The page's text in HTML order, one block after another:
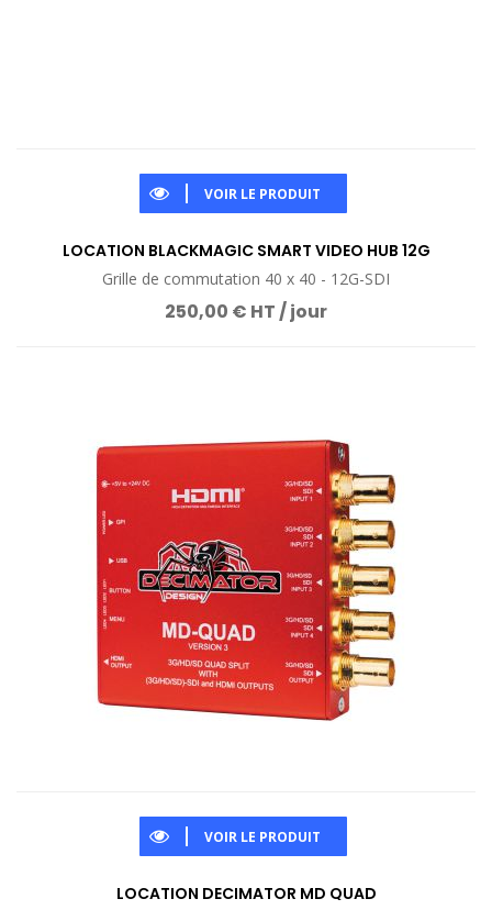
VOIR LE PRODUIT
LOCATION BLACKMAGIC SMART VIDEO HUB 12G
Grille de commutation 40 x 40 - 12G-SDI
250,00 € HT / jour
VOIR LE PRODUIT
LOCATION DECIMATOR MD QUAD